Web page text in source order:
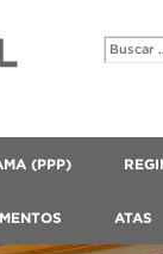
(PPP)
ATAS